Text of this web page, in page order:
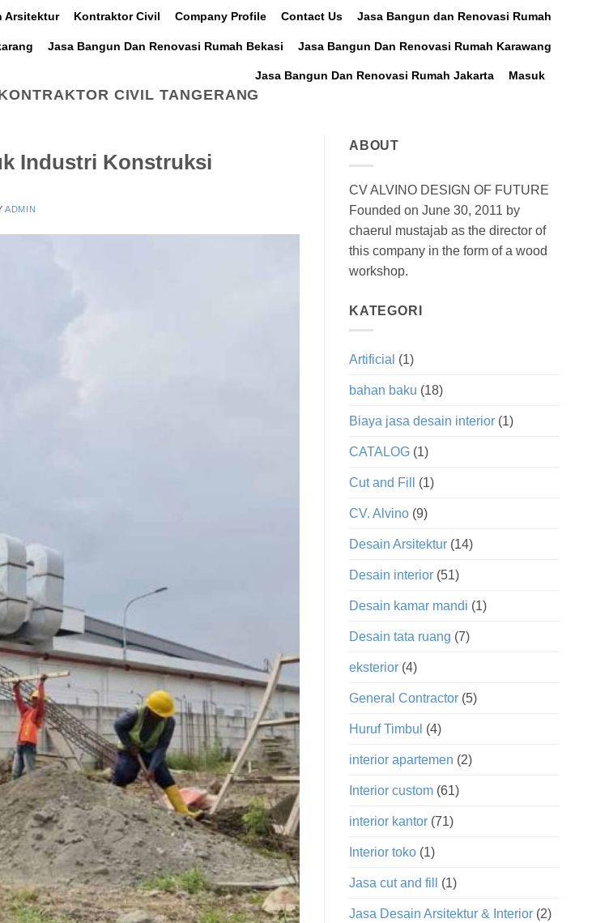
Arsitektur Kontraktor Civil Company Profile Contact Us Jasa Bangun dan Renovasi Rumah
Jasa Bangun Dan Renovasi Rumah Bekasi Jasa Bangun Dan Renovasi Rumah Karawang
Jasa Bangun Dan Renovasi Rumah Jakarta Masuk
CIVIL TANGERANG
Industri Konstruksi
ADMIN
ABOUT
CV ALVINO DESIGN OF FUTURE
Founded on June 30, 2011 by
chaerul mustajab as the director of
this company in the form of a wood
workshop.
KATEGORI
Artificial (1)
bahan baku (18)
Biaya jasa desain interior (1)
CATALOG (1)
Cut and Fill (1)
CV. Alvino (9)
Desain Arsitektur (14)
Desain interior (51)
Desain kamar mandi (1)
Desain tata ruang (7)
eksterior (4)
General Contractor (5)
Huruf Timbul (4)
interior apartemen (2)
Interior custom (61)
interior kantor (71)
Interior toko (1)
Jasa cut and fill (1)
Jasa Desain Arsitektur & Interior (2)